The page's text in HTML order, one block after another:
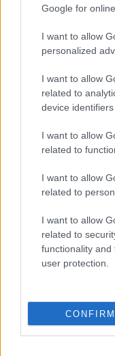
Google for
I want to allow
personalized
I want to allow
related to
device identifiers
I want to allow
related to
I want to allow
related to
I want to allow
related to
functionality
user protection.
CONFIRM
leggyakoribb
formázó, "Blitz"
jelent)
1964 óta, azaz
Itt kell
varrógépek,
Autógyártással
bekövetkezett
foglalkozni.